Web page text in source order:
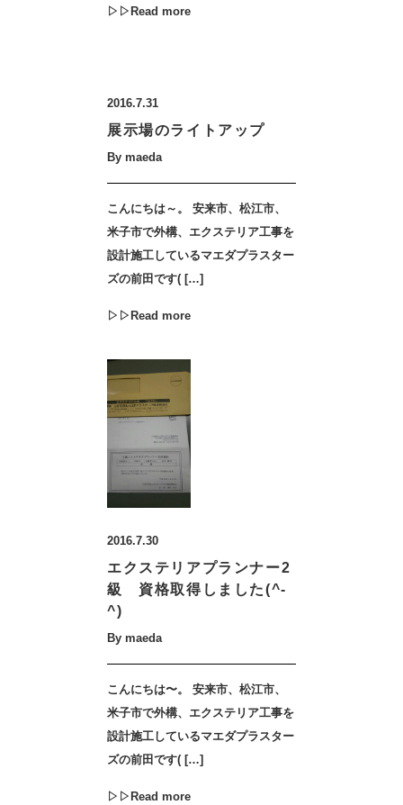
▷▷Read more
2016.7.31
展示場のライトアップ
By maeda
こんにちは～。 安来市、松江市、
米子市で外構、エクステリア工事を
設計施工しているマエダプラスター
ズの前田です( […]
▷▷Read more
2016.7.30
エクステリアプランナー2
級 資格取得しました(^-
^)
By maeda
こんにちは〜。 安来市、松江市、
米子市で外構、エクステリア工事を
設計施工しているマエダプラスター
ズの前田です( […]
▷▷Read more